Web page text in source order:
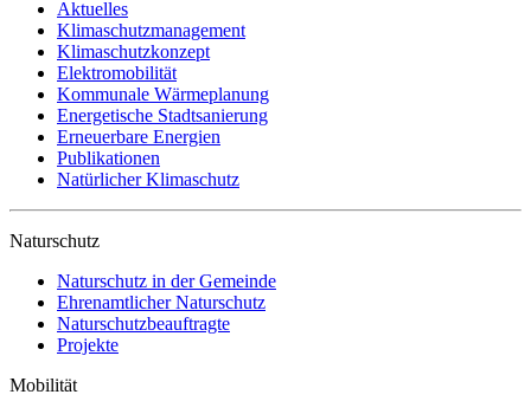
Aktuelles
Klimaschutzmanagement
Klimaschutzkonzept
Elektromobilität
Kommunale Wärmeplanung
Energetische Stadtsanierung
Erneuerbare Energien
Publikationen
Natürlicher Klimaschutz
Naturschutz
Naturschutz in der Gemeinde
Ehrenamtlicher Naturschutz
Naturschutzbeauftragte
Projekte
Mobilität